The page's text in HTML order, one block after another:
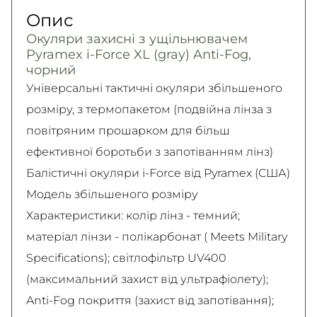
Самовивіз
Безкоштовно
Детальніше
Детальніше
Детально про умови повернення та обміну
читайте на сторінці
Детальніше
Опис
Окуляри захисні з ущільнювачем
Pyramex i-Force XL (gray) Anti-Fog,
чорний
Універсальні тактичні окуляри збільшеного
розміру, з термопакетом (подвійна лінза з
повітряним прошарком для більш
ефективної боротьби з запотіванням лінз)
Балістичні окуляри i-Force від Pyramex (США)
Модель збільшеного розміру
Характеристики: колір лінз - темний;
матеріал лінзи - полікарбонат ( Meets Military
Specifications); світлофільтр UV400
(максимальний захист від ультрафіолету);
Anti-Fog покриття (захист від запотівання);